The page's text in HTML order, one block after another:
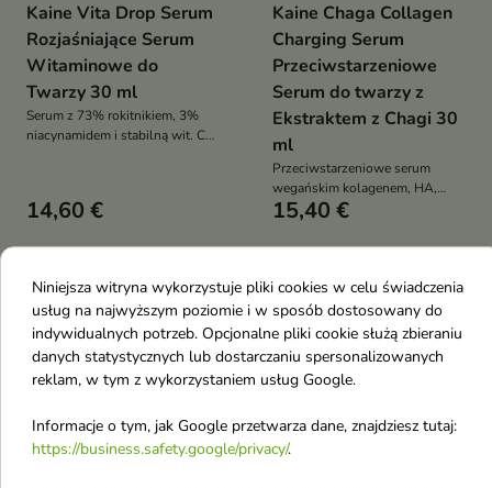
Kaine Vita Drop Serum
Rozjaśniające Serum
Witaminowe do
Twarzy 30 ml
Serum z 73% rokitnikiem, 3%
niacynamidem i stabilną wit. C
koloryt, nawilża i koi skórę
14,60 €
Kaine Chaga Collagen
Charging Serum
Przeciwstarzeniowe
Serum do twarzy z
Ekstraktem z Chagi 30
ml
Przeciwstarzeniowe serum
wegańskim kolagenem, HA,
adenozyną i peptydami wzrostu
wygładza zmarszczki i
15,40 €

favorite_border favorite_border
Niniejsza witryna wykorzystuje pliki cookies w celu świadczenia
usług na najwyższym poziomie i w sposób dostosowany do
indywidualnych potrzeb. Opcjonalne pliki cookie służą zbieraniu
danych statystycznych lub dostarczaniu spersonalizowanych
reklam, w tym z wykorzystaniem usług Google.
Informacje o tym, jak Google przetwarza dane, znajdziesz tutaj:
https://business.safety.google/privacy/.